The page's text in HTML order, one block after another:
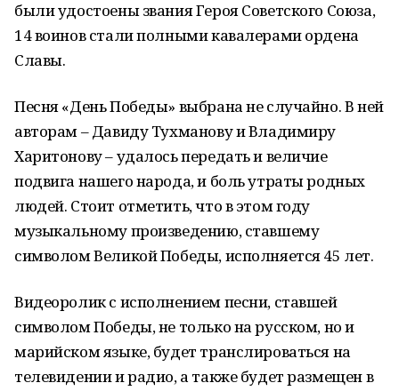
были удостоены звания Героя Советского Союза,
14 воинов стали полными кавалерами ордена
Славы.
Песня «День Победы» выбрана не случайно. В ней
авторам – Давиду Тухманову и Владимиру
Харитонову – удалось передать и величие
подвига нашего народа, и боль утраты родных
людей. Стоит отметить, что в этом году
музыкальному произведению, ставшему
символом Великой Победы, исполняется 45 лет.
Видеоролик с исполнением песни, ставшей
символом Победы, не только на русском, но и
марийском языке, будет транслироваться на
телевидении и радио, а также будет размещен в